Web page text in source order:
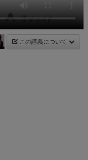
この講義について